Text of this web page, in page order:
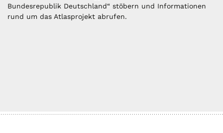
Bundesrepublik Deutschland“ stöbern und Informationen
rund um das Atlasprojekt abrufen.